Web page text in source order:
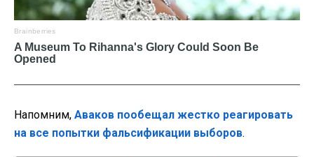
Напомним, Аваков пообещал жестко реагировать
на все попытки фальсификации выборов.